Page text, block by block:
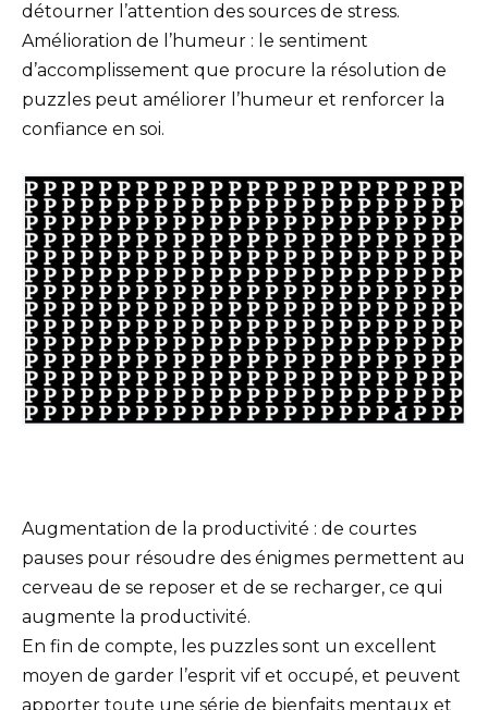
détourner l’attention des sources de stress.
Amélioration de l’humeur : le sentiment
d’accomplissement que procure la résolution de
puzzles peut améliorer l’humeur et renforcer la
confiance en soi.
Augmentation de la productivité : de courtes
pauses pour résoudre des énigmes permettent au
cerveau de se reposer et de se recharger, ce qui
augmente la productivité.
En fin de compte, les puzzles sont un excellent
moyen de garder l’esprit vif et occupé, et peuvent
apporter toute une série de bienfaits mentaux et